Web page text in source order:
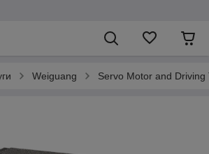
Weiguang Servo Motor and Driving